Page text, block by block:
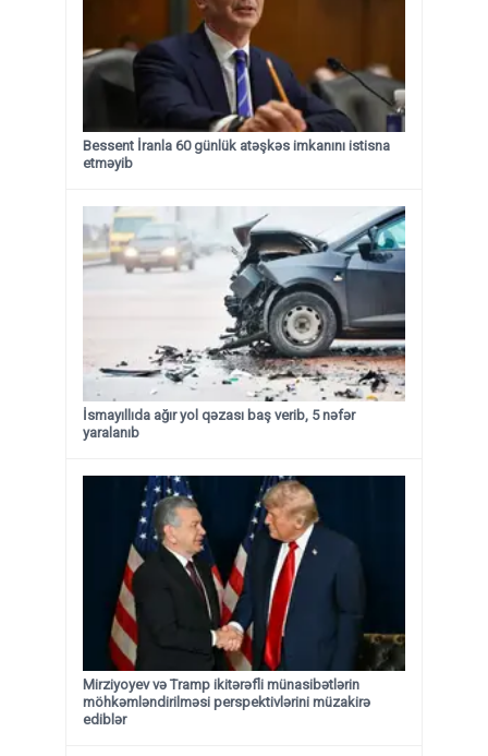
Bessent İranla 60 günlük atəşkəs imkanını istisna
etməyib
İsmayıllıda ağır yol qəzası baş verib, 5 nəfər
yaralanıb
Mirziyoyev və Tramp ikitərəfli münasibətlərin
möhkəmləndirilməsi perspektivlərini müzakirə
ediblər